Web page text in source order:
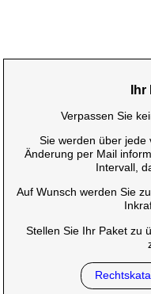
Verpassen Sie
Sie werden über jede
Änderung per Mail
Intervall,
Auf Wunsch werden Sie
Stellen Sie Ihr Paket zu